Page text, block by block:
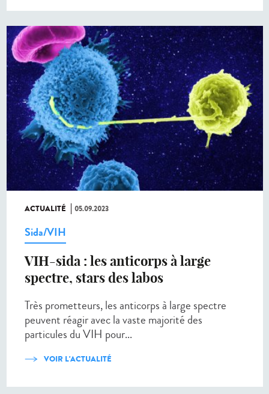
ACTUALITÉ 05.09.2023
Sida/VIH
VIH-sida : les anticorps à large
spectre, stars des labos
Très prometteurs, les anticorps à large spectre
peuvent réagir avec la vaste majorité des
particules du VIH pour...
VOIR L'ACTUALITÉ